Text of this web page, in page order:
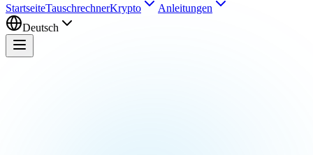
StartseiteTauschrechnerKrypto
Anleitungen
Deutsch